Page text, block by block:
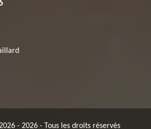
- 2026 - Tous les droits réservés